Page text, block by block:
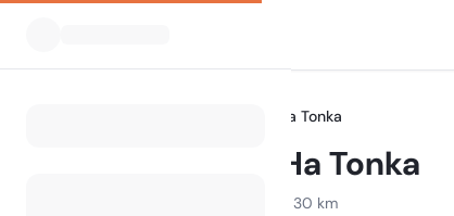
Ha Ha Tonka
Camping Ha Ha Tonka
Prikazani kampovi u radijusu od 30 km